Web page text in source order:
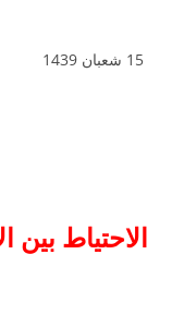
15 شعبان 1439
الاحتياط بين